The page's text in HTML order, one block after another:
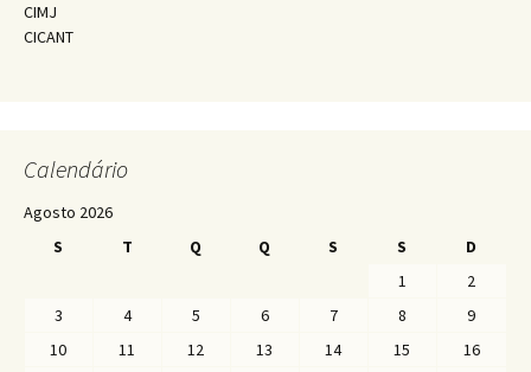
CIMJ
CICANT
Calendário
Agosto 2026
S
T Q Q S S D
1
2
3
4 5 6 7 8
9
10
11 12 13 14 15
16